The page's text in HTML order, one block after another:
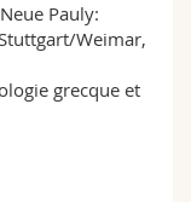
Pauly:
Weimar,
grecque et